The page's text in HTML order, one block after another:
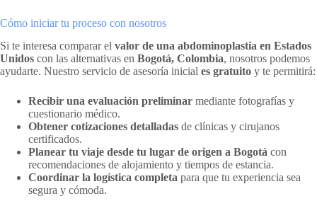
Cómo iniciar tu proceso con nosotros
Si te interesa comparar el valor de una abdominoplastia en Estados
Unidos con las alternativas en Bogotá, Colombia, nosotros podemos
ayudarte. Nuestro servicio de asesoría inicial es gratuito y te permitirá:
Recibir una evaluación preliminar mediante fotografías y
cuestionario médico.
Obtener cotizaciones detalladas de clínicas y cirujanos
certificados.
Planear tu viaje desde tu lugar de origen a Bogotá con
recomendaciones de alojamiento y tiempos de estancia.
Coordinar la logística completa para que tu experiencia sea
segura y cómoda.